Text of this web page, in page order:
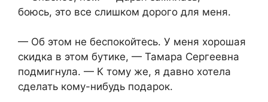
боюсь, это все слишком дорого для меня.
— Об этом не беспокойтесь. У меня хорошая
скидка в этом бутике, — Тамара Сергеевна
подмигнула. — К тому же, я давно хотела
сделать кому-нибудь подарок.